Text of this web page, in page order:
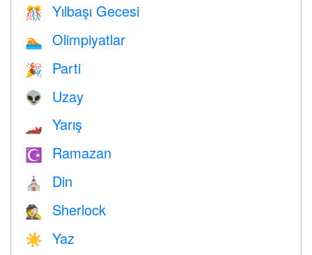
🎊 Yılbaşı Gecesi
🏊 Olimpiyatlar
🎉 Parti
👽 Uzay
🏎 Yarış
☪️ Ramazan
⛪️ Din
🕵️ Sherlock
☀️ Yaz